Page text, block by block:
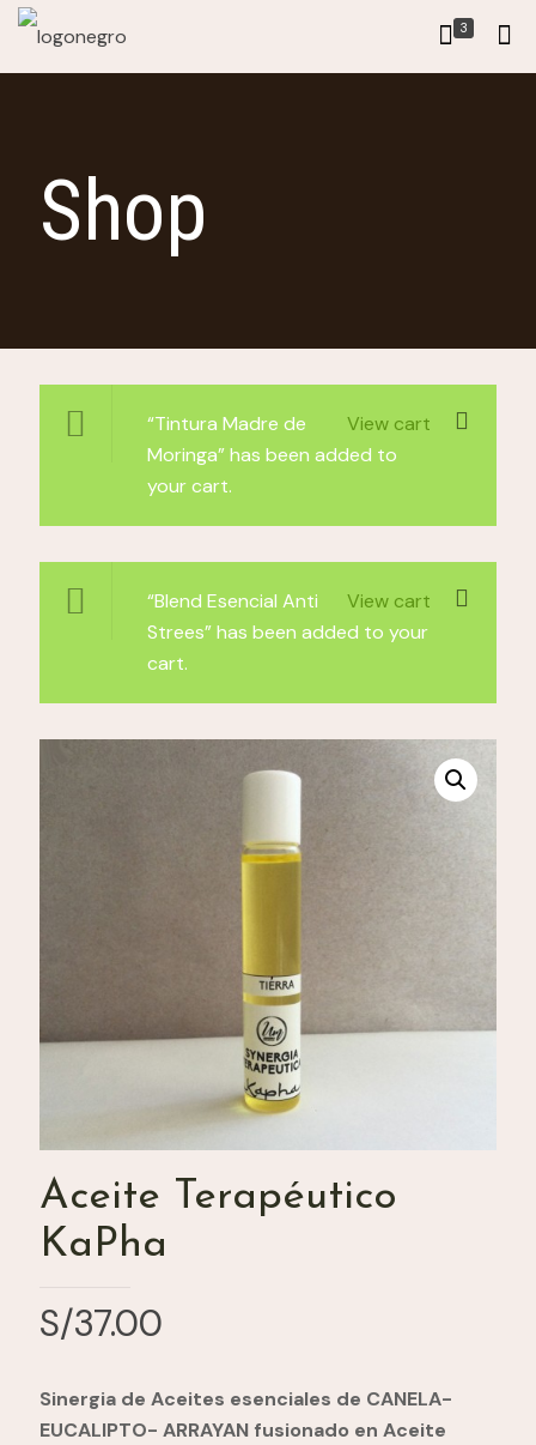
3
Shop
View cart
“Tintura Madre de
Moringa” has been added to
your cart.
View cart
“Blend Esencial Anti
Strees” has been added to your
cart.
Aceite Terapéutico
KaPha
S/37.00
Sinergia de Aceites esenciales de CANELA-
EUCALIPTO- ARRAYAN fusionado en Aceite